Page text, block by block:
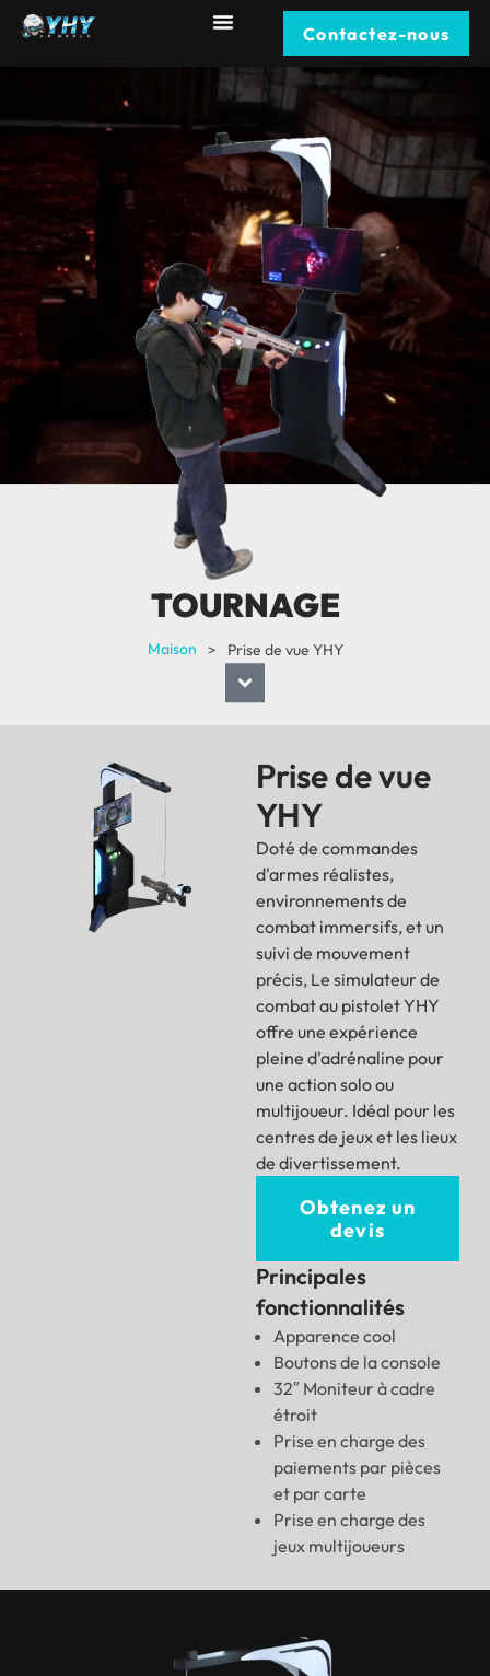
Contactez-nous
TOURNAGE
Maison > Prise de vue YHY
Prise de vue
YHY
Doté de commandes
d'armes réalistes,
environnements de
combat immersifs, et un
suivi de mouvement
précis, Le simulateur de
combat au pistolet YHY
offre une expérience
pleine d'adrénaline pour
une action solo ou
multijoueur. Idéal pour les
centres de jeux et les lieux
de divertissement.
Obtenez un
devis
Principales
fonctionnalités
Apparence cool
Boutons de la console
32″ Moniteur à cadre
étroit
Prise en charge des
paiements par pièces
et par carte
Prise en charge des
jeux multijoueurs